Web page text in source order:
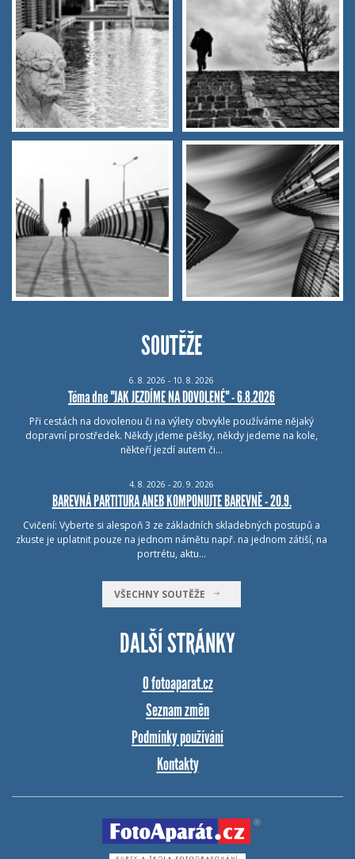
SOUTĚŽE
6. 8. 2026 - 10. 8. 2026
Téma dne "JAK JEZDÍME NA DOVOLENÉ" - 6.8.2026
Při cestách na dovolenou či na výlety obvykle používáme nějaký
dopravní prostředek. Někdy jdeme pěšky, někdy jedeme na kole,
někteří jezdí autem či…
4. 8. 2026 - 20. 9. 2026
BAREVNÁ PARTITURA ANEB KOMPONUJTE BAREVNĚ - 20.9.
Cvičení: Vyberte si alespoň 3 ze základních skladebných postupů a
zkuste je uplatnit pouze na jednom námětu např. na jednom zátiší, na
portrétu, aktu…
VŠECHNY SOUTĚŽE
DALŠÍ STRÁNKY
O fotoaparat.cz
Seznam změn
Podmínky používání
Kontakty